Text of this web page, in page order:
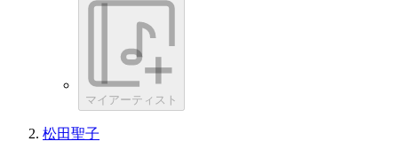
マイアーティスト
松田聖子